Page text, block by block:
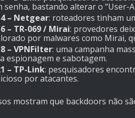
senha, bastando alterar o “User-
– Netgear: roteadores tinham
– TR-069 / Mirai: provedores
por malwares como Mirai,
– VPNFilter: uma campanha
espionagem e sabotagem.
– TP-Link: pesquisadores
por atacantes.
mostram que backdoors não